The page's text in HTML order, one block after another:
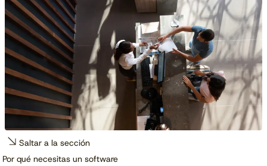
Saltar a la sección
Por qué necesitas un software